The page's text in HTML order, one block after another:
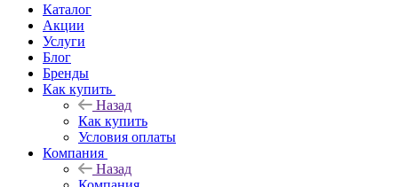
Каталог
Акции
Услуги
Блог
Бренды
Как купить
Назад
Как купить
Условия оплаты
Компания
Назад